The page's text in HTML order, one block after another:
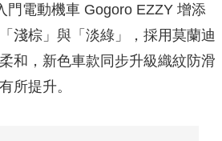
門電動機車 Gogoro EZZY 增添
淺棕」與「淡綠」，採用莫蘭迪
和，新色車款同步升級織紋防滑
所提升。